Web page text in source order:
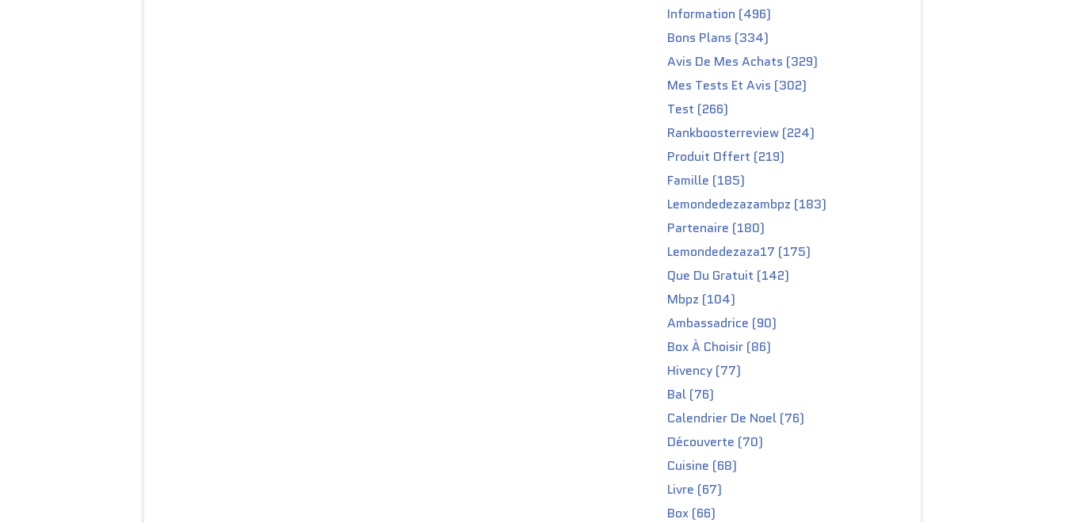
Information (496)
Bons Plans (334)
Avis De Mes Achats (329)
Mes Tests Et Avis (302)
Test (266)
Rankboosterreview (224)
Produit Offert (219)
Famille (185)
Lemondedezazambpz (183)
Partenaire (180)
Lemondedezaza17 (175)
Que Du Gratuit (142)
Mbpz (104)
Ambassadrice (90)
Box À Choisir (86)
Hivency (77)
Bal (76)
Calendrier De Noel (76)
Découverte (70)
Cuisine (68)
Livre (67)
Box (66)